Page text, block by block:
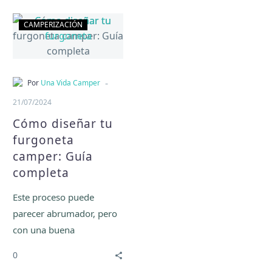
Cómo
diseñar
tu
camper:
CAMPERIZACIÓN
Por Una Vida Camper -
21/07/2024
Cómo diseñar tu
furgoneta
camper: Guía
completa
Este proceso puede
parecer abrumador, pero
con una buena
0